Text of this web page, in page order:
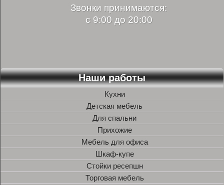
Звонки принимаются:
с 9:00 до 20:00
Наши работы
Кухни
Детская мебель
Для спальни
Прихожие
Мебель для офиса
Шкаф-купе
Стойки ресепшн
Торговая мебель